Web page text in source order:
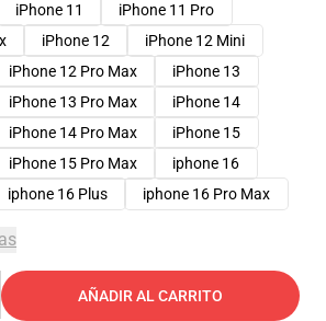
iPhone 11
iPhone 11 Pro
iPhone 12
iPhone 12 Mini
iPhone 12 Pro Max
iPhone 13
iPhone 13 Pro Max
iPhone 14
iPhone 14 Pro Max
iPhone 15
iPhone 15 Pro Max
iphone 16
iphone 16 Plus iphone 16 Pro Max
AÑADIR AL CARRITO